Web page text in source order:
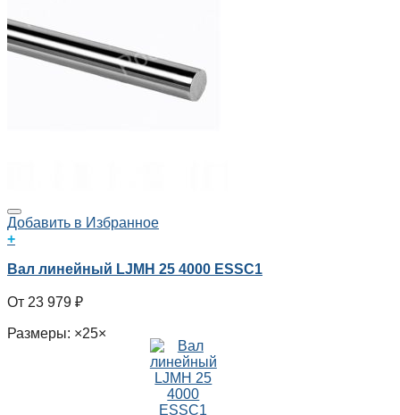
Добавить в Избранное
+
Вал линейный LJMH 25 4000 ESSC1
23 979 ₽
Размеры: ×25×